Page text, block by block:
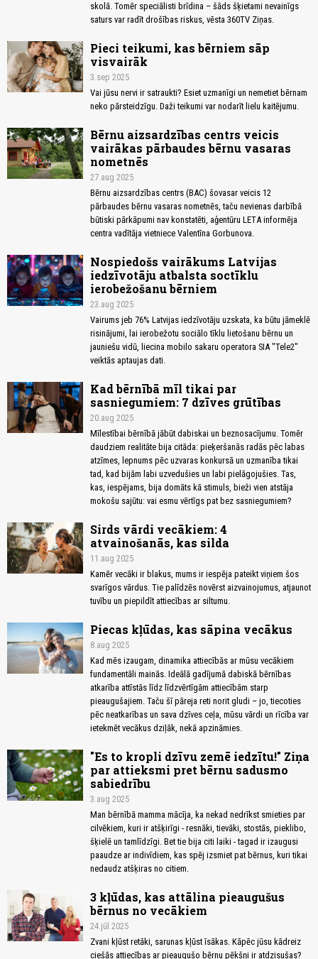
skolā. Tomēr speciālisti brīdina – šāds šķietami nevainīgs
saturs var radīt drošības riskus, vēsta 360TV Ziņas.
Pieci teikumi, kas bērniem sāp
visvairāk
3.sep 2025
Vai jūsu nervi ir satraukti? Esiet uzmanīgi un nemetiet bērnam
neko pārsteidzīgu. Daži teikumi var nodarīt lielu kaitējumu.
Bērnu aizsardzības centrs veicis
vairākas pārbaudes bērnu vasaras
nometnēs
27.aug 2025
Bērnu aizsardzības centrs (BAC) šovasar veicis 12
pārbaudes bērnu vasaras nometnēs, taču nevienas darbībā
būtiski pārkāpumi nav konstatēti, aģentūru LETA informēja
centra vadītāja vietniece Valentīna Gorbunova.
Nospiedošs vairākums Latvijas
iedzīvotāju atbalsta soctīklu
ierobežošanu bērniem
23.aug 2025
Vairums jeb 76% Latvijas iedzīvotāju uzskata, ka būtu jāmeklē
risinājumi, lai ierobežotu sociālo tīklu lietošanu bērnu un
jauniešu vidū, liecina mobilo sakaru operatora SIA "Tele2"
veiktās aptaujas dati.
Kad bērnībā mīl tikai par
sasniegumiem: 7 dzīves grūtības
20.aug 2025
Mīlestībai bērnībā jābūt dabiskai un beznosacījumu. Tomēr
daudziem realitāte bija citāda: pieķeršanās radās pēc labas
atzīmes, lepnums pēc uzvaras konkursā un uzmanība tikai
tad, kad bijām labi uzvedušies un labi pielāgojušies. Tas,
kas, iespējams, bija domāts kā stimuls, bieži vien atstāja
mokošu sajūtu: vai esmu vērtīgs pat bez sasniegumiem?
Sirds vārdi vecākiem: 4
atvainošanās, kas silda
11.aug 2025
Kamēr vecāki ir blakus, mums ir iespēja pateikt viņiem šos
svarīgos vārdus. Tie palīdzēs novērst aizvainojumus, atjaunot
tuvību un piepildīt attiecības ar siltumu.
Piecas kļūdas, kas sāpina vecākus
8.aug 2025
Kad mēs izaugam, dinamika attiecībās ar mūsu vecākiem
fundamentāli mainās. Ideālā gadījumā dabiskā bērnības
atkarība attīstās līdz līdzvērtīgām attiecībām starp
pieaugušajiem. Taču šī pāreja reti norit gludi – jo, tiecoties
pēc neatkarības un sava dzīves ceļa, mūsu vārdi un rīcība var
ietekmēt vecākus dziļāk, nekā apzināmies.
"Es to kropli dzīvu zemē iedzītu!" Ziņa
par attieksmi pret bērnu sadusmo
sabiedrību
3.aug 2025
Man bērnībā mamma mācīja, ka nekad nedrīkst smieties par
cilvēkiem, kuri ir atšķirīgi - resnāki, tievāki, stostās, pieklibo,
šķielē un tamlīdzīgi. Bet tie bija citi laiki - tagad ir izaugusi
paaudze ar indivīdiem, kas spēj izsmiet pat bērnus, kuri tikai
nedaudz atšķiras no citiem.
3 kļūdas, kas attālina pieaugušus
bērnus no vecākiem
24.jūl 2025
Zvani kļūst retāki, sarunas kļūst īsākas. Kāpēc jūsu kādreiz
ciešās attiecības ar pieaugušo bērnu pēkšņi ir atdzisušas?